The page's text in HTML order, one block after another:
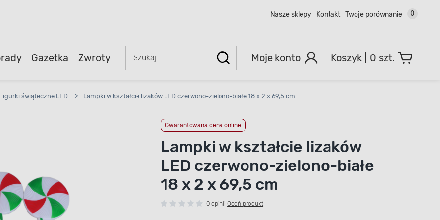
Nasze sklepy Kontakt Twoje porównanie 0
Gazetka Zwroty Moje konto 0 szt.
Figurki świąteczne LED > Lampki w kształcie lizaków LED czerwono-zielono-białe 18 x 2 x 69,5 cm
Gwarantowana cena online
Lampki w kształcie lizaków
LED czerwono-zielono-białe
18 x 2 x 69,5 cm
0 opinii Oceń produkt